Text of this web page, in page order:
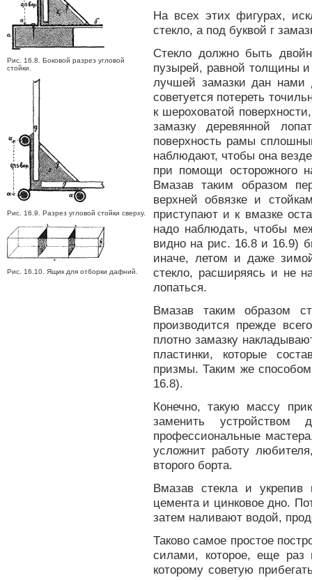
На всех этих фигурах,
стекло, а под буквой г
Стекло должно быть
пузырей, равной толщины
лучшей замазки дан нами
советуется потереть
к шероховатой
замазку деревянной
поверхность рамы
наблюдают, чтобы она
при помощи осторожного
Вмазав таким образом
верхней обвязке и
приступают и к вмазке
надо наблюдать, чтобы
видно на рис. 16.8 и 16.9)
иначе, летом и даже
стекло, расширяясь и не
лопаться.
Вмазав таким образом
производится прежде
плотно замазку
пластинки, которые
призмы. Таким же
16.8).
Конечно, такую массу
заменить
профессиональные
усложнит работу
второго борта.
Вмазав стекла и укрепив
цемента и цинковое дно.
затем наливают водой,
Таково самое простое
силами, которое, еще раз
которому советую
Рис. 16.8. Боковой разрез угловой
стойки.
Рис. 16.9. Разрез угловой стойки сверху.
Рис. 16.10. Ящик для отборки дафний.